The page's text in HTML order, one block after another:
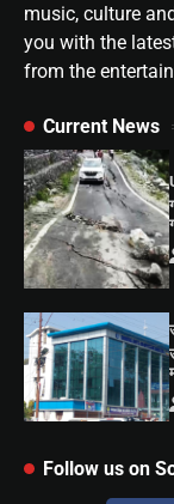
music, culture
you with the
from the
Current News
Follow us on